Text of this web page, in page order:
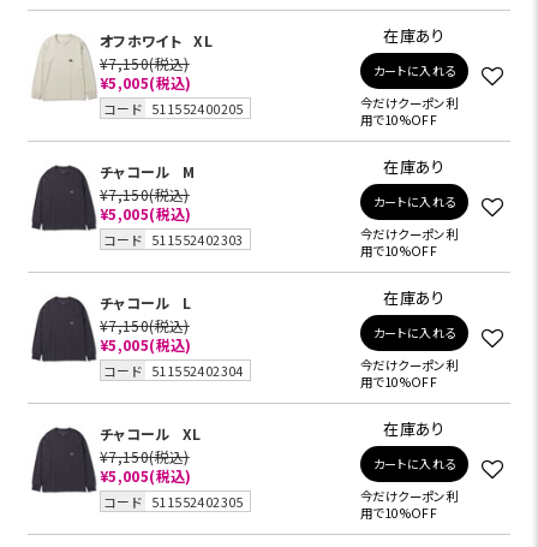
オフホワイト
XL
¥7,150(税込)
¥5,005(税込)
コード 511552400205
在庫あり
カートに入れる
今だけクーポン利
用で10%OFF
チャコール
M
¥7,150(税込)
¥5,005(税込)
コード 511552402303
在庫あり
カートに入れる
今だけクーポン利
用で10%OFF
チャコール
L
¥7,150(税込)
¥5,005(税込)
コード 511552402304
在庫あり
カートに入れる
今だけクーポン利
用で10%OFF
チャコール
XL
¥7,150(税込)
¥5,005(税込)
コード 511552402305
在庫あり
カートに入れる
今だけクーポン利
用で10%OFF